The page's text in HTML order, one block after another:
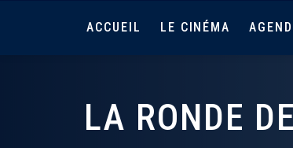
ACCUEIL LE CINÉMA
LA RONDE